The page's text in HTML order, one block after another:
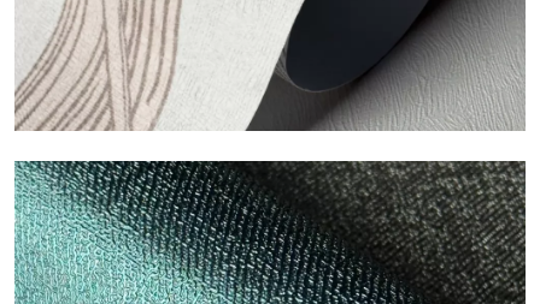
ECO
Eco von Tecnografica ist die ökologische Tapete aus
Zellulosefaser: nachhaltige Unterstützung, ohne PVC, mit
hellen Farben und hoher Qualität.